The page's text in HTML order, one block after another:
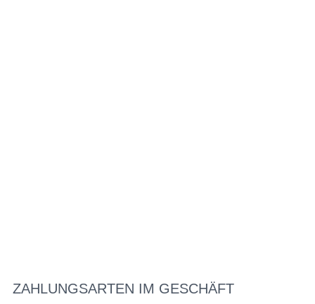
ZAHLUNGSARTEN IM GESCHÄFT